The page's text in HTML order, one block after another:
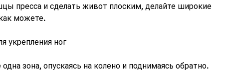
пресса и сделать живот плоским, делайте широкие
можете.
укрепления ног
зона, опускаясь на колено и поднимаясь обратно.